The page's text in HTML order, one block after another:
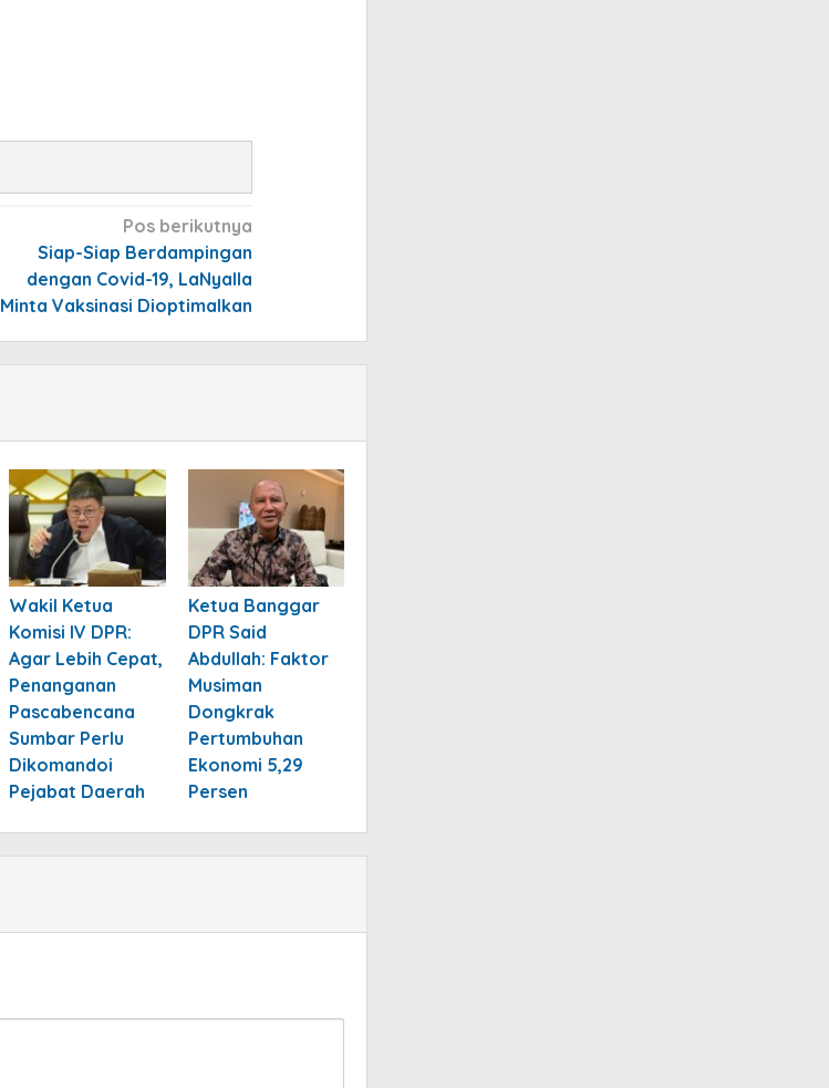
Pos berikutnya
Siap-Siap Berdampingan
dengan Covid-19, LaNyalla
Minta Vaksinasi Dioptimalkan
Wakil Ketua
Komisi IV DPR:
Agar Lebih Cepat,
Penanganan
Pascabencana
Sumbar Perlu
Dikomandoi
Pejabat Daerah
Ketua Banggar
DPR Said
Abdullah: Faktor
Musiman
Dongkrak
Pertumbuhan
Ekonomi 5,29
Persen